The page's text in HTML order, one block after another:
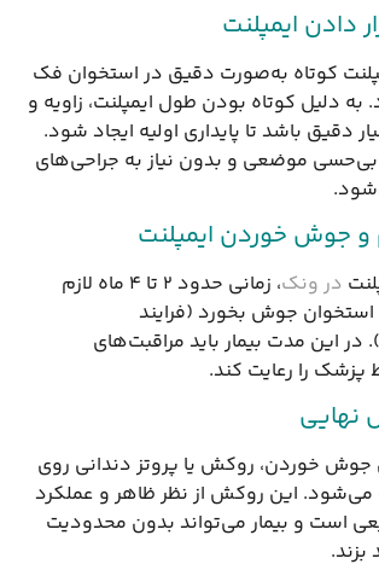
کوتاه به‌صورت دقیق در استخوان فک
دلیل کوتاه بودن طول ایمپلنت، زاویه و
دقیق باشد تا پایداری اولیه ایجاد شود.
بی‌حسی موضعی و بدون نیاز به جراحی‌های
در ونک
، زمانی حدود ۲ تا ۴ ماه لازم
استخوان جوش بخورد (فرایند
در این مدت بیمار باید مراقبت‌های
را رعایت کند.
جوش خوردن، روکش یا پروتز دندانی روی
می‌شود. این روکش از نظر ظاهر و عملکرد
است و بیمار می‌تواند بدون محدودیت
بزند.